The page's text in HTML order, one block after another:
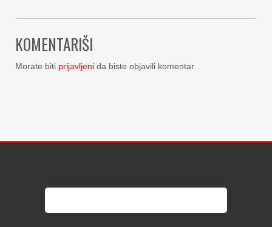
KOMENTARIŠI
Morate biti prijavljeni da biste objavili komentar.